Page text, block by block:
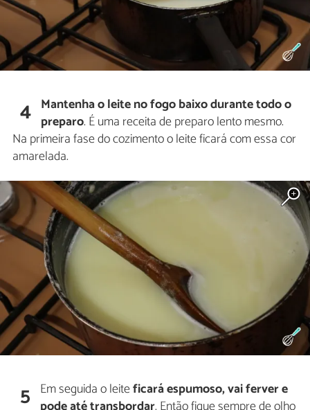
4 Mantenha o leite no fogo baixo durante todo o
preparo. É uma receita de preparo lento mesmo.
Na primeira fase do cozimento o leite ficará com essa cor
amarelada.
5 Em seguida o leiteficará espumoso, vai ferver e